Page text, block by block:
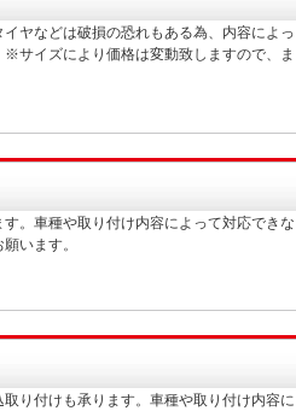
ヤなどは破損の恐れもある為、内容によっ
サイズにより価格は変動致しますので、ま
。車種や取り付け内容によって対応できな
います。
り付けも承ります。車種や取り付け内容に